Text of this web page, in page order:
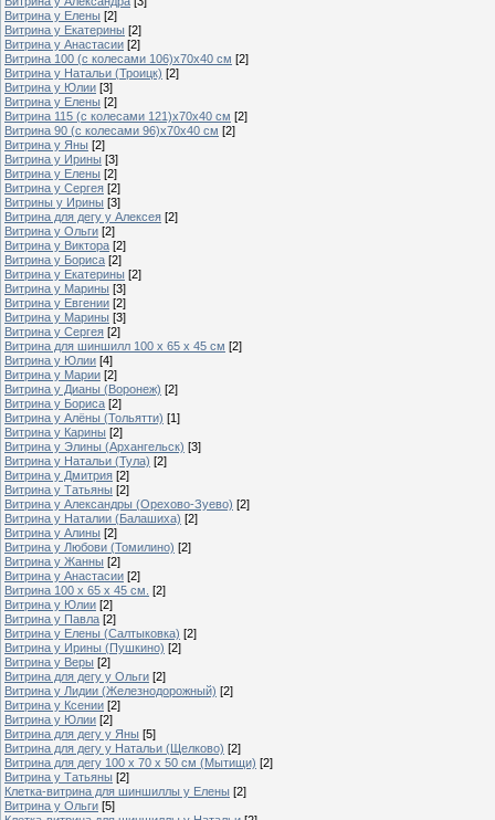
Витрина у Елены [2]
Витрина у Екатерины [2]
Витрина у Анастасии [2]
Витрина 100 (с колесами 106)х70х40 см [2]
Витрина у Натальи (Троицк) [2]
Витрина у Юлии [3]
Витрина у Елены [2]
Витрина 115 (с колесами 121)х70х40 см [2]
Витрина 90 (с колесами 96)х70х40 см [2]
Витрина у Яны [2]
Витрина у Ирины [3]
Витрина у Елены [2]
Витрина у Сергея [2]
Витрины у Ирины [3]
Витрина для дегу у Алексея [2]
Витрина у Ольги [2]
Витрина у Виктора [2]
Витрина у Бориса [2]
Витрина у Екатерины [2]
Витрина у Марины [3]
Витрина у Евгении [2]
Витрина у Марины [3]
Витрина у Сергея [2]
Витрина для шиншилл 100 х 65 х 45 см [2]
Витрина у Юлии [4]
Витрина у Марии [2]
Витрина у Дианы (Воронеж) [2]
Витрина у Бориса [2]
Витрина у Алёны (Тольятти) [1]
Витрина у Карины [2]
Витрина у Элины (Архангельск) [3]
Витрина у Натальи (Тула) [2]
Витрина у Дмитрия [2]
Витрина у Татьяны [2]
Витрина у Александры (Орехово-Зуево) [2]
Витрина у Наталии (Балашиха) [2]
Витрина у Алины [2]
Витрина у Любови (Томилино) [2]
Витрина у Жанны [2]
Витрина у Анастасии [2]
Витрина 100 х 65 х 45 см. [2]
Витрина у Юлии [2]
Витрина у Павла [2]
Витрина у Елены (Салтыковка) [2]
Витрина у Ирины (Пушкино) [2]
Витрина у Веры [2]
Витрина для дегу у Ольги [2]
Витрина у Лидии (Железнодорожный) [2]
Витрина у Ксении [2]
Витрина у Юлии [2]
Витрина для дегу у Яны [5]
Витрина для дегу у Натальи (Щелково) [2]
Витрина для дегу 100 х 70 х 50 см (Мытищи) [2]
Витрина у Татьяны [2]
Клетка-витрина для шиншиллы у Елены [2]
Витрина у Ольги [5]